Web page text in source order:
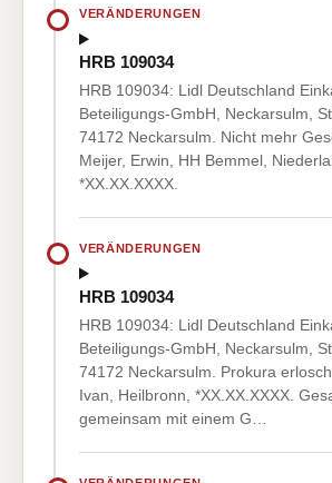
VERÄNDERUNGEN
HRB 109034
HRB 109034: Lidl Deutschland
Beteiligungs-GmbH, Neckarsulm,
74172 Neckarsulm. Nicht mehr
Meijer, Erwin, HH Bemmel,
*XX.XX.XXXX.
VERÄNDERUNGEN
HRB 109034
HRB 109034: Lidl Deutschland
Beteiligungs-GmbH, Neckarsulm,
74172 Neckarsulm. Prokura
Ivan, Heilbronn, *XX.XX.XXXX.
gemeinsam mit einem G…